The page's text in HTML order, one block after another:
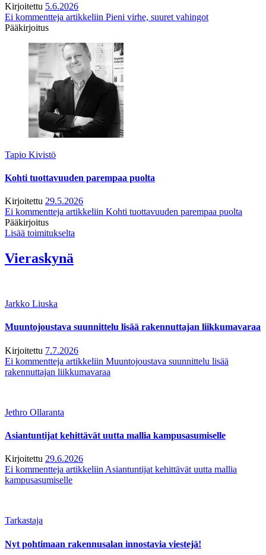
Kirjoitettu 5.6.2026
Ei kommentteja artikkeliin Pieni virhe, suuret vahingot
Pääkirjoitus
Tapio Kivistö
Kohti tuottavuuden parempaa puolta
Kirjoitettu 29.5.2026
Ei kommentteja artikkeliin Kohti tuottavuuden parempaa puolta
Pääkirjoitus
Lisää toimitukselta
Vieraskynä
Jarkko Liuska
Muuntojoustava suunnittelu lisää rakennuttajan liikkumavaraa
Kirjoitettu 7.7.2026
Ei kommentteja artikkeliin Muuntojoustava suunnittelu lisää
rakennuttajan liikkumavaraa
Jethro Ollaranta
Asiantuntijat kehittävät uutta mallia kampusasumiselle
Kirjoitettu 29.6.2026
Ei kommentteja artikkeliin Asiantuntijat kehittävät uutta mallia
kampusasumiselle
Tarkastaja
Nyt pohtimaan rakennusalan innostavia viestejä!